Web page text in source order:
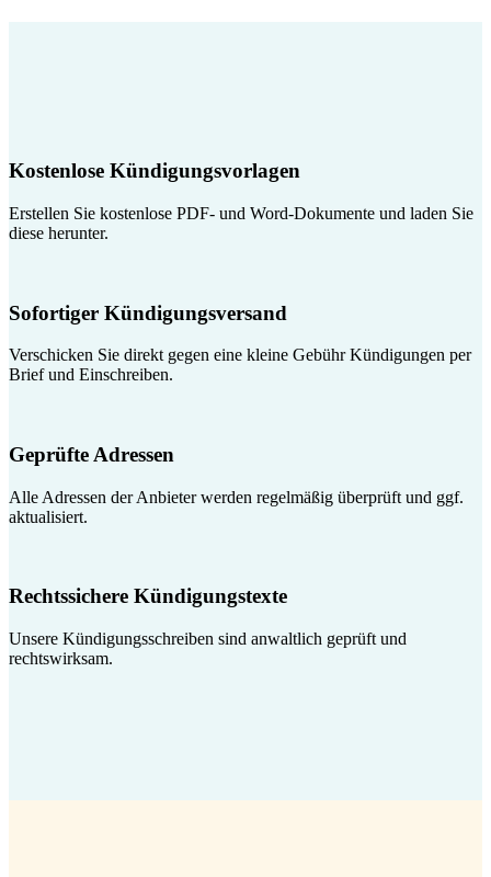
Kostenlose Kündigungsvorlagen
Erstellen Sie kostenlose PDF- und Word-Dokumente und laden Sie
diese herunter.
Sofortiger Kündigungsversand
Verschicken Sie direkt gegen eine kleine Gebühr Kündigungen per
Brief und Einschreiben.
Geprüfte Adressen
Alle Adressen der Anbieter werden regelmäßig überprüft und ggf.
aktualisiert.
Rechtssichere Kündigungstexte
Unsere Kündigungsschreiben sind anwaltlich geprüft und
rechtswirksam.